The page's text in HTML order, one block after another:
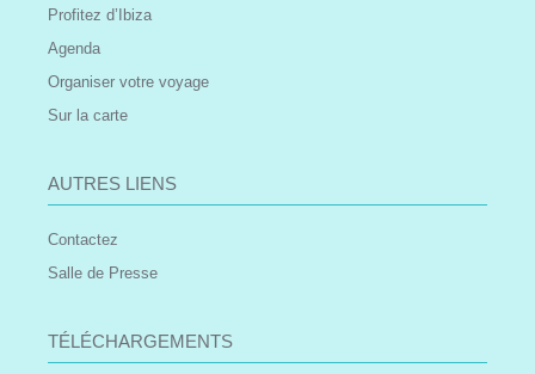
Profitez d’Ibiza
Agenda
Organiser votre voyage
Sur la carte
AUTRES LIENS
Contactez
Salle de Presse
TÉLÉCHARGEMENTS